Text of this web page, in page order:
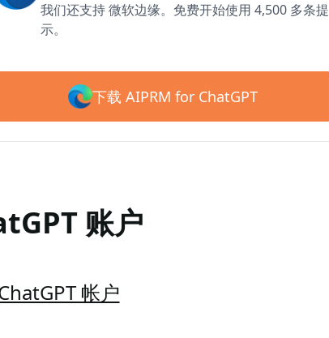
我们还支持 微软边缘。免费开始使用 4,500 多条提
示。
下载 AIPRM for ChatGPT
账户
帐户